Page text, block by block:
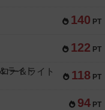
140 PT
122 PT
118 PT
ー＆ライト
94 PT